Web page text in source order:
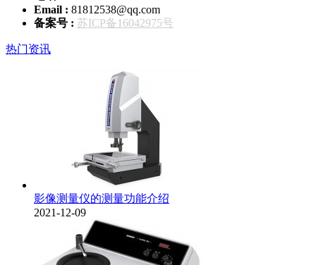
Email : 81812538@qq.com
备案号 : 苏ICP备16042975号
热门资讯
影像测量仪的测量功能介绍
2021-12-09